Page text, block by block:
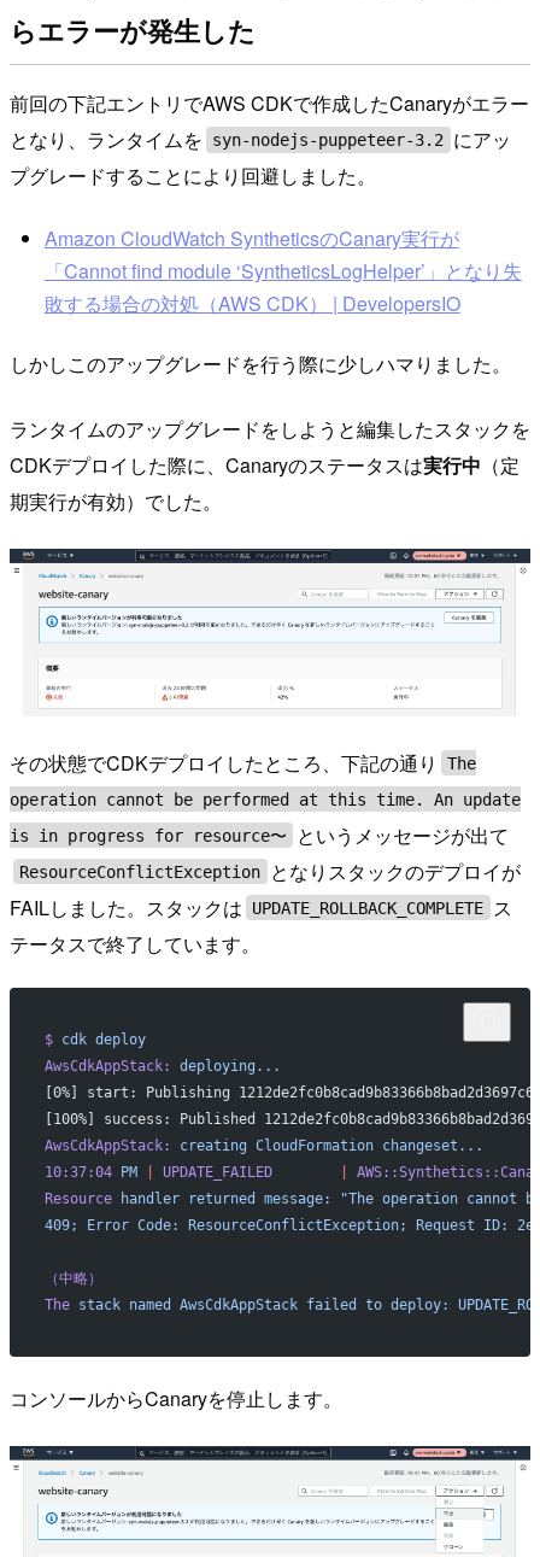
らエラーが発生した
前回の下記エントリでAWS CDKで作成したCanaryがエラー
となり、ランタイムを
syn-nodejs-puppeteer-3.2
にアッ
プグレードすることにより回避しました。
Amazon CloudWatch SyntheticsのCanary実行が
「Cannot find module ‘SyntheticsLogHelper’」となり失
敗する場合の対処（AWS CDK） | DevelopersIO
しかしこのアップグレードを行う際に少しハマりました。
ランタイムのアップグレードをしようと編集したスタックを
CDKデプロイした際に、Canaryのステータスは実行中 （定
期実行が有効）でした。
その状態でCDKデプロイしたところ、下記の通り
The
operation cannot be performed at this time. An update
is in progress for resource〜
というメッセージが出て
ResourceConflictException
となりスタックのデプロイが
FAILしました。スタックは
UPDATE_ROLLBACK_COMPLETE ス
テータスで終了しています。
$ cdk deploy
AwsCdkAppStack:
deploying...
[0%] start: Publishing
[100%] success: Published
AwsCdkAppStack:
creating CloudFormation changeset...
10:37:04 PM | UPDATE_FAILED
        |
Resource handler returned message:
"The operation cannot
409; Error Code: ResourceConflictException; Request ID:
（中略）
The stack named AwsCdkAppStack failed to deploy:
コンソールからCanaryを停止します。